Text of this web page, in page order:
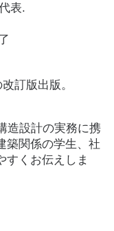
表.
訂版出版。
造設計の実務に携
築関係の学生、社
すくお伝えしま